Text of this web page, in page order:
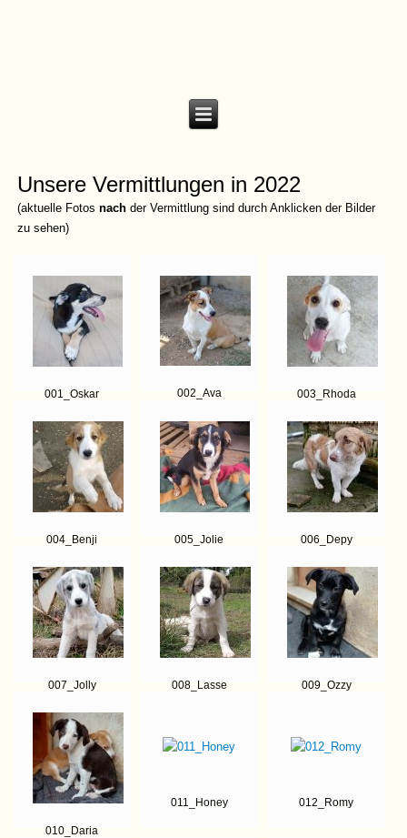
Unsere Vermittlungen in 2022
(aktuelle Fotosnach der Vermittlung sind durch Anklicken der Bilder
zu sehen)
001_Oskar 002_Ava 003_Rhoda
004_Benji 005_Jolie 006_Depy
007_Jolly 008_Lasse 009_Ozzy
010_Daria
011_Honey 012_Romy